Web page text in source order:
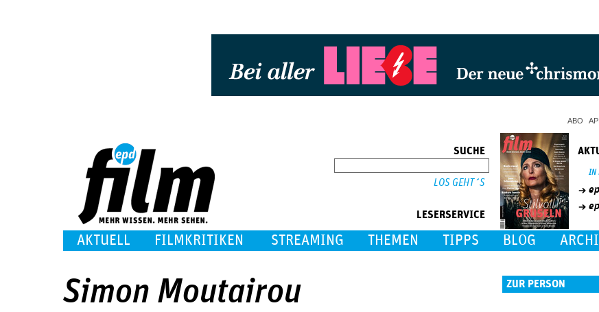
ABO
SUCHE
LESERSERVICE
IN
AKTUELL FILMKRITIKEN STREAMING THEMEN TIPPS BLOG
Simon Moutairou ZUR PERSON